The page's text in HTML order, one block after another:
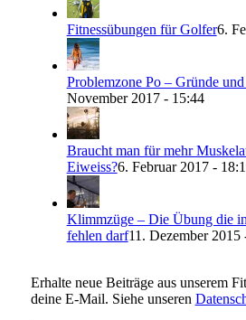
Fitnessübungen für Golfer6.
Problemzone Po – Gründe
November 2017 - 15:44
Braucht man für mehr
Eiweiss?6. Februar 2017 -
Klimmzüge – Die Übung die
fehlen darf11. Dezember 2015
Erhalte neue Beiträge aus unserem
deine E-Mail. Siehe unseren